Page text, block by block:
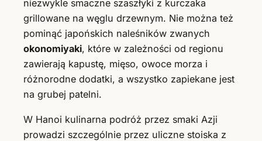
niezwykle smaczne szaszłyki z kurczaka
grillowane na węglu drzewnym. Nie można też
pominąć japońskich naleśników zwanych
okonomiyaki, które w zależności od regionu
zawierają kapustę, mięso, owoce morza i
różnorodne dodatki, a wszystko zapiekane jest
na grubej patelni.
W Hanoi kulinarna podróż przez smaki Azji
prowadzi szczególnie przez uliczne stoiska z